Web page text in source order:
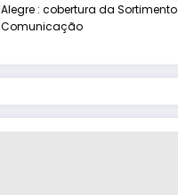
Alegre : cobertura da Sortimento
Comunicação